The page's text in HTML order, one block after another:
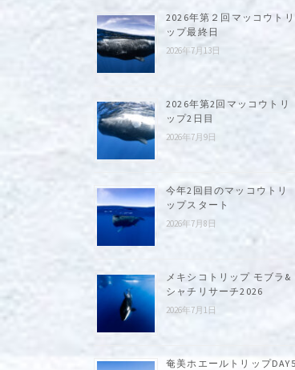
2026年第２回マッコウトリ
ップ最終日
2026年7月13日
2026年第2回マッコウトリ
ップ2日目
2026年7月9日
今年2回目のマッコウトリ
ップスタート
2026年7月8日
メキシコトリップ モブラ&
シャチリサーチ2026
2026年7月1日
奄美ホエールトリップDAY5